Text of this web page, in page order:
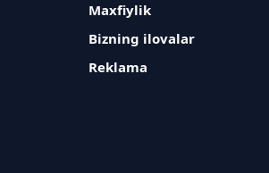
Maxfiylik
Bizning ilovalar
Reklama